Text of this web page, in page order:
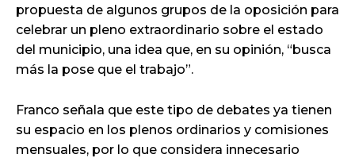
propuesta de algunos grupos de la oposición para
celebrar un pleno extraordinario sobre el estado
del municipio, una idea que, en su opinión, “busca
más la pose que el trabajo”.
Franco señala que este tipo de debates ya tienen
su espacio en los plenos ordinarios y comisiones
mensuales, por lo que considera innecesario